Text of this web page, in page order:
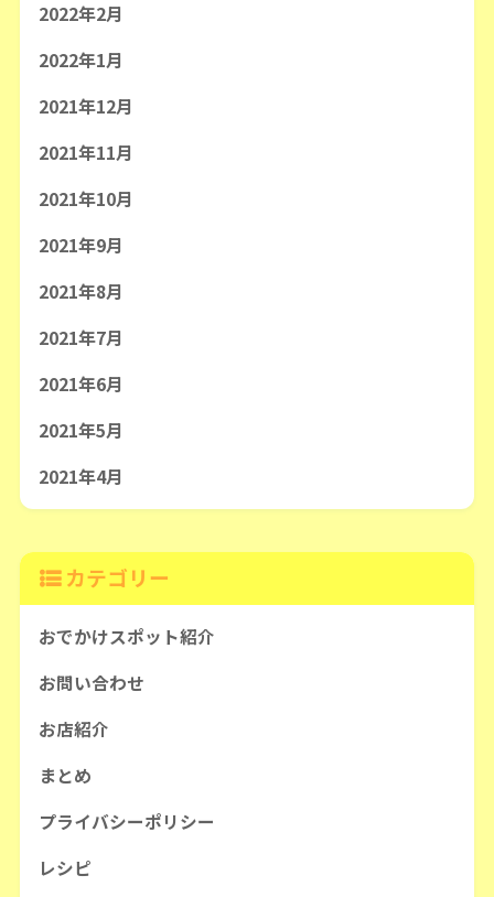
2022年2月
2022年1月
2021年12月
2021年11月
2021年10月
2021年9月
2021年8月
2021年7月
2021年6月
2021年5月
2021年4月
カテゴリー
おでかけスポット紹介
お問い合わせ
お店紹介
まとめ
プライバシーポリシー
レシピ